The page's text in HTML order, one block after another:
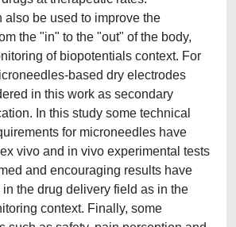
also be used to improve the
the "in" to the "out" of the body,
of biopotentials context. For
based dry electrodes
in this work as secondary
In this study some technical
for microneedles have
vivo and in vivo experimental tests
and encouraging results have
the drug delivery field as in the
context. Finally, some